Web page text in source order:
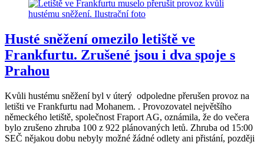
Husté sněžení omezilo letiště ve
Frankfurtu. Zrušené jsou i dva spoje s
Prahou
Kvůli hustému sněžení byl v úterý odpoledne přerušen provoz na
letišti ve Frankfurtu nad Mohanem. . Provozovatel největšího
německého letiště, společnost Fraport AG, oznámila, že do večera
bylo zrušeno zhruba 100 z 922 plánovaných letů. Zhruba od 15:00
SEČ nějakou dobu nebyly možné žádné odlety ani přistání, později